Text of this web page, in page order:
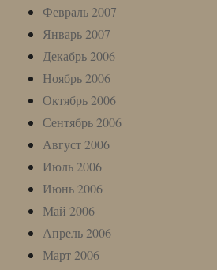
Февраль 2007
Январь 2007
Декабрь 2006
Ноябрь 2006
Октябрь 2006
Сентябрь 2006
Август 2006
Июль 2006
Июнь 2006
Май 2006
Апрель 2006
Март 2006